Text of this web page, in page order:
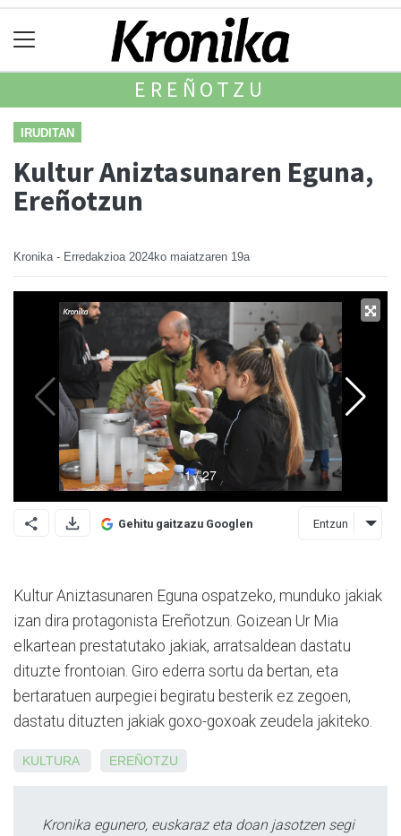
EREÑOTZU
IRUDITAN
Kultur Aniztasunaren Eguna,
Ereñotzun
Kronika - Erredakzioa 2024ko maiatzaren 19a
Gehitu gaitzazu Googlen Entzun
Kultur Aniztasunaren Eguna ospatzeko, munduko jakiak
izan dira protagonista Ereñotzun. Goizean Ur Mia
elkartean prestatutako jakiak, arratsaldean dastatu
dituzte frontoian. Giro ederra sortu da bertan, eta
bertaratuen aurpegiei begiratu besterik ez zegoen,
dastatu dituzten jakiak goxo-goxoak zeudela jakiteko.
KULTURA EREÑOTZU
Kronika egunero, euskaraz eta doan jasotzen segi